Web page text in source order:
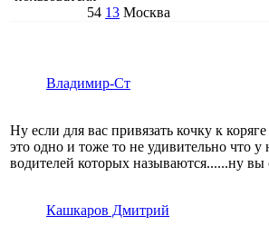
54 13 Москва
Владимир-Ст
Ну если для вас привязать кочку к
это одно и тоже то не удивительно что у
водителей которых называются......ну вы
Кашкаров Дмитрий